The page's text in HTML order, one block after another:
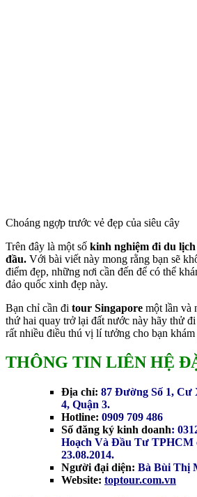
Choáng ngợp trước vẻ đẹp của siêu cây
Trên đây là một số kinh nghiệm đi du lịch
đầu. Với bài viết này mong rằng bạn sẽ
điểm đẹp, những nơi cần đến để có thể
đảo quốc xinh đẹp này.
Bạn chỉ cần đi tour Singapore một lần và
thứ hai quay trở lại đất nước này hãy thử
rất nhiều điều thú vị lí tưởng cho bạn
THÔNG TIN LIÊN HỆ
Địa chỉ: 87 Đường Số 1,
4, Quận 3.
Hotline: 0909 709 486
Số đăng ký kinh doanh:
Hoạch Và Đầu Tư TPHCM
23.08.2014.
Người đại diện: Bà Bùi Thị
Website: toptour.com.vn